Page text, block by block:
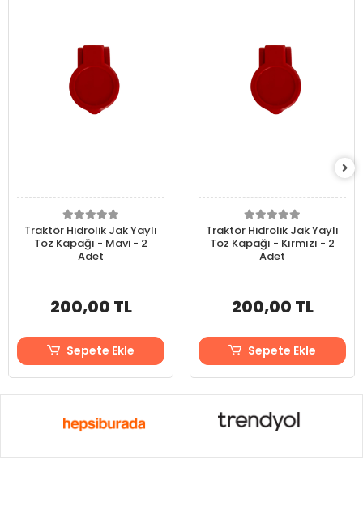
Traktör Hidrolik Jak Yaylı
Toz Kapağı - Mavi - 2
Adet
200,00 TL
Sepete Ekle
Traktör Hidrolik Jak Yaylı
Toz Kapağı - Kırmızı - 2
Adet
200,00 TL
Sepete Ekle